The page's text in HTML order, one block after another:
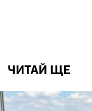
ЧИТАЙ ЩЕ